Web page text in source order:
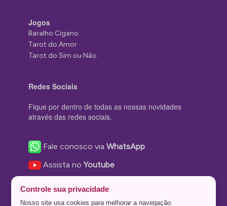
Jogos
Baralho Cigano
Tarot do Amor
Tarot do Sim ou Não
Redes Sociais
Fique por dentro de todas as nossas novidades
através das redes sociais.
Fale conosco viaWhatsApp
Assista noYoutube
Nos siga no Instagram
Controle sua privacidade
Nosso site usa cookies para melhorar a navegação.